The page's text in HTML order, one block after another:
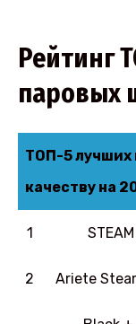
Рейтинг
паровых
ТОП-5 лучших
качеству на
1
2 Ariete